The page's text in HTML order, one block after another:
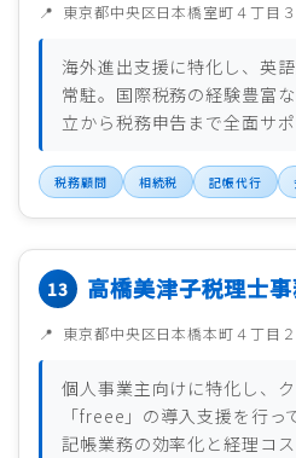
東京都中央区日本橋室町４丁目
海外進出支援に特化し、英
常駐。国際税務の経験豊富
立から税務申告まで全面サポ
税務顧問 相続税 記帳代行
高橋美津子税理士
東京都中央区日本橋本町４丁目
個人事業主向けに特化し、
「freee」の導入支援を行っ
記帳業務の効率化と経理コ